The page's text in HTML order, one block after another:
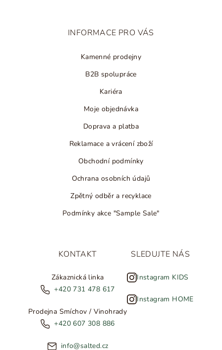
INFORMACE PRO VÁS
Kamenné prodejny
B2B spolupráce
Kariéra
Moje objednávka
Doprava a platba
Reklamace a vrácení zboží
Obchodní podmínky
Ochrana osobních údajů
Zpětný odběr a recyklace
Podmínky akce "Sample Sale"
KONTAKT
Zákaznická linka
+420 731 478 617
Prodejna Smíchov / Vinohrady
+420 607 308 886
info@salted.cz
SLEDUJTE NÁS
Instagram KIDS
Instagram HOME